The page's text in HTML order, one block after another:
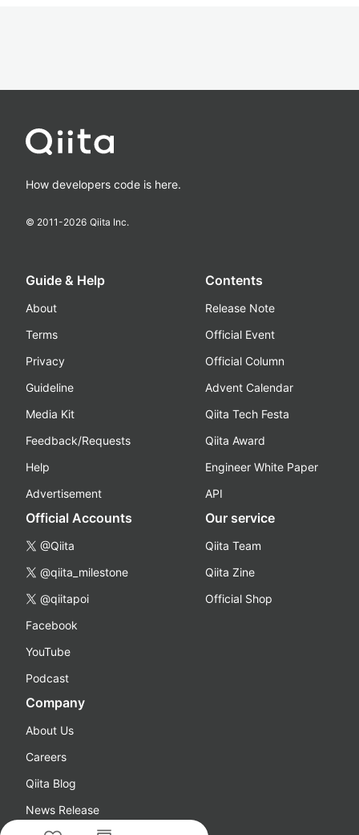
How developers code is here.
© 2011-2026 Qiita Inc.
Guide & Help
About
Terms
Privacy
Guideline
Media Kit
Feedback/Requests
Help
Advertisement
Contents
Release Note
Official Event
Official Column
Advent Calendar
Qiita Tech Festa
Qiita Award
Engineer White Paper
API
Official Accounts
@Qiita
@qiita_milestone
@qiitapoi
Facebook
YouTube
Podcast
Our service
Qiita Team
Qiita Zine
Official Shop
Company
About Us
Careers
Qiita Blog
News Release